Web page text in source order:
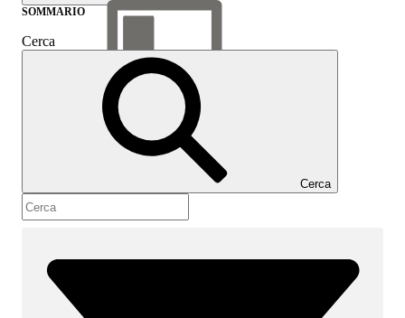
Mostra sommario
Sommario
SOMMARIO
Cerca
Cerca